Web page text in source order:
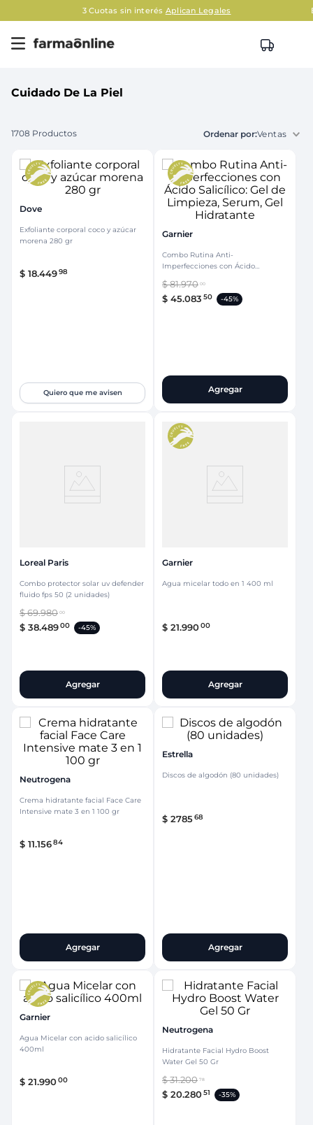
3 Cuotas sin interés Aplican Legales
Cuidado De La Piel
1708 Productos Ventas
Dove
Exfoliante corporal coco y azúcar
morena 280 gr
$ 18.44998
Quiero que me avisen
Garnier
Combo Rutina Anti-
Imperfecciones con Ácido
Gel Hidratante
$81.970 00
$ 45.083 50 -45%
Agregar
Loreal Paris
Combo protector solar uv defender
fluido fps 50 (2 unidades)
$69.980 00
$ 38.48900 -45%
Agregar
Garnier
Agua micelar todo en 1 400 ml
$ 21.99000
Agregar
Neutrogena
Crema hidratante facial Face Care
Intensive mate 3 en 1 100 gr
$ 11.15684
Agregar
Estrella
Discos de algodón (80 unidades)
$ 278568
Agregar
Garnier
Agua Micelar con acido salicílico
400ml
$ 21.99000
Neutrogena
Hidratante Facial Hydro Boost
Water Gel 50 Gr
$31.200 78
$ 20.28051 -35%